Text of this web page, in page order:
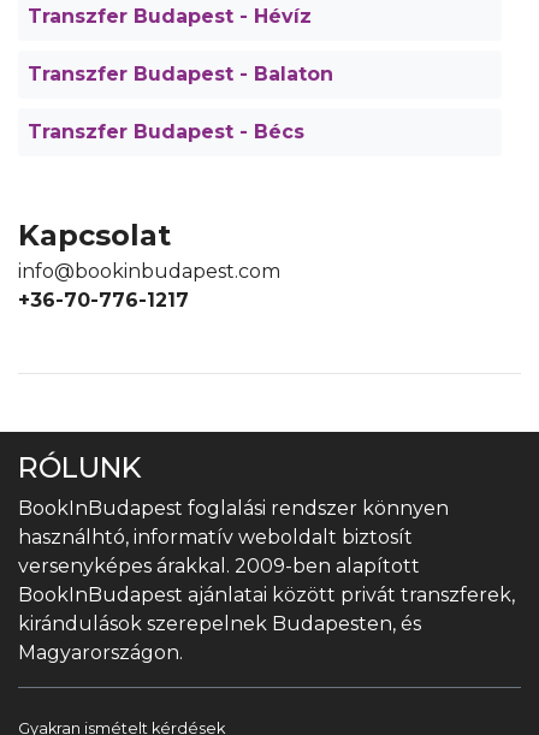
Transzfer Budapest - Hévíz
Transzfer Budapest - Balaton
Transzfer Budapest - Bécs
Kapcsolat
info@bookinbudapest.com
+36-70-776-1217
RÓLUNK
BookInBudapest foglalási rendszer könnyen
használhtó, informatív weboldalt biztosít
versenyképes árakkal. 2009-ben alapított
BookInBudapest ajánlatai között privát transzferek,
kirándulások szerepelnek Budapesten, és
Magyarországon.
Gyakran ismételt kérdések